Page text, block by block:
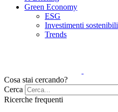
Green Economy
ESG
Investimenti sostenibili
Trends
Cosa stai cercando?
Cerca
Ricerche frequenti